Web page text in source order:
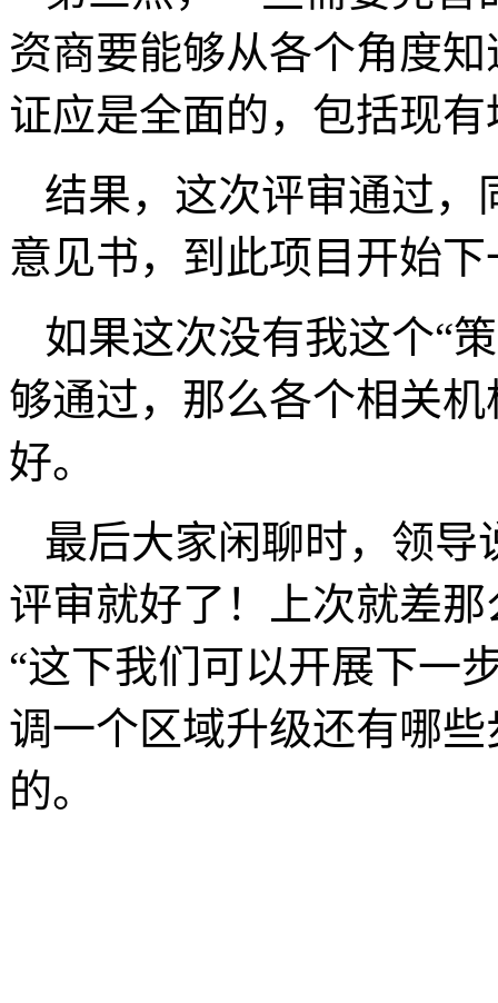
资商要能够从各个角度
证应是全面的，包括现
结果，这次评审通过，
意见书，到此项目开始
如果这次没有我这个“
够通过，那么各个相关
好。
最后大家闲聊时，领导
评审就好了！上次就差
“这下我们可以开展下一
调一个区域升级还有哪
的。